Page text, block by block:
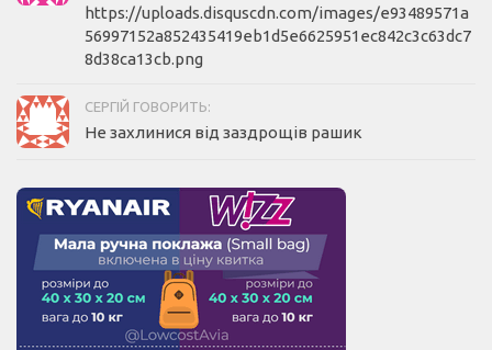
https://uploads.disquscdn.com/images/e93489571a
56997152a852435419eb1d5e6625951ec842c3c63dc7
8d38ca13cb.png
СЕРГІЙ ГОВОРИТЬ:
Не захлинися від заздрощів рашик